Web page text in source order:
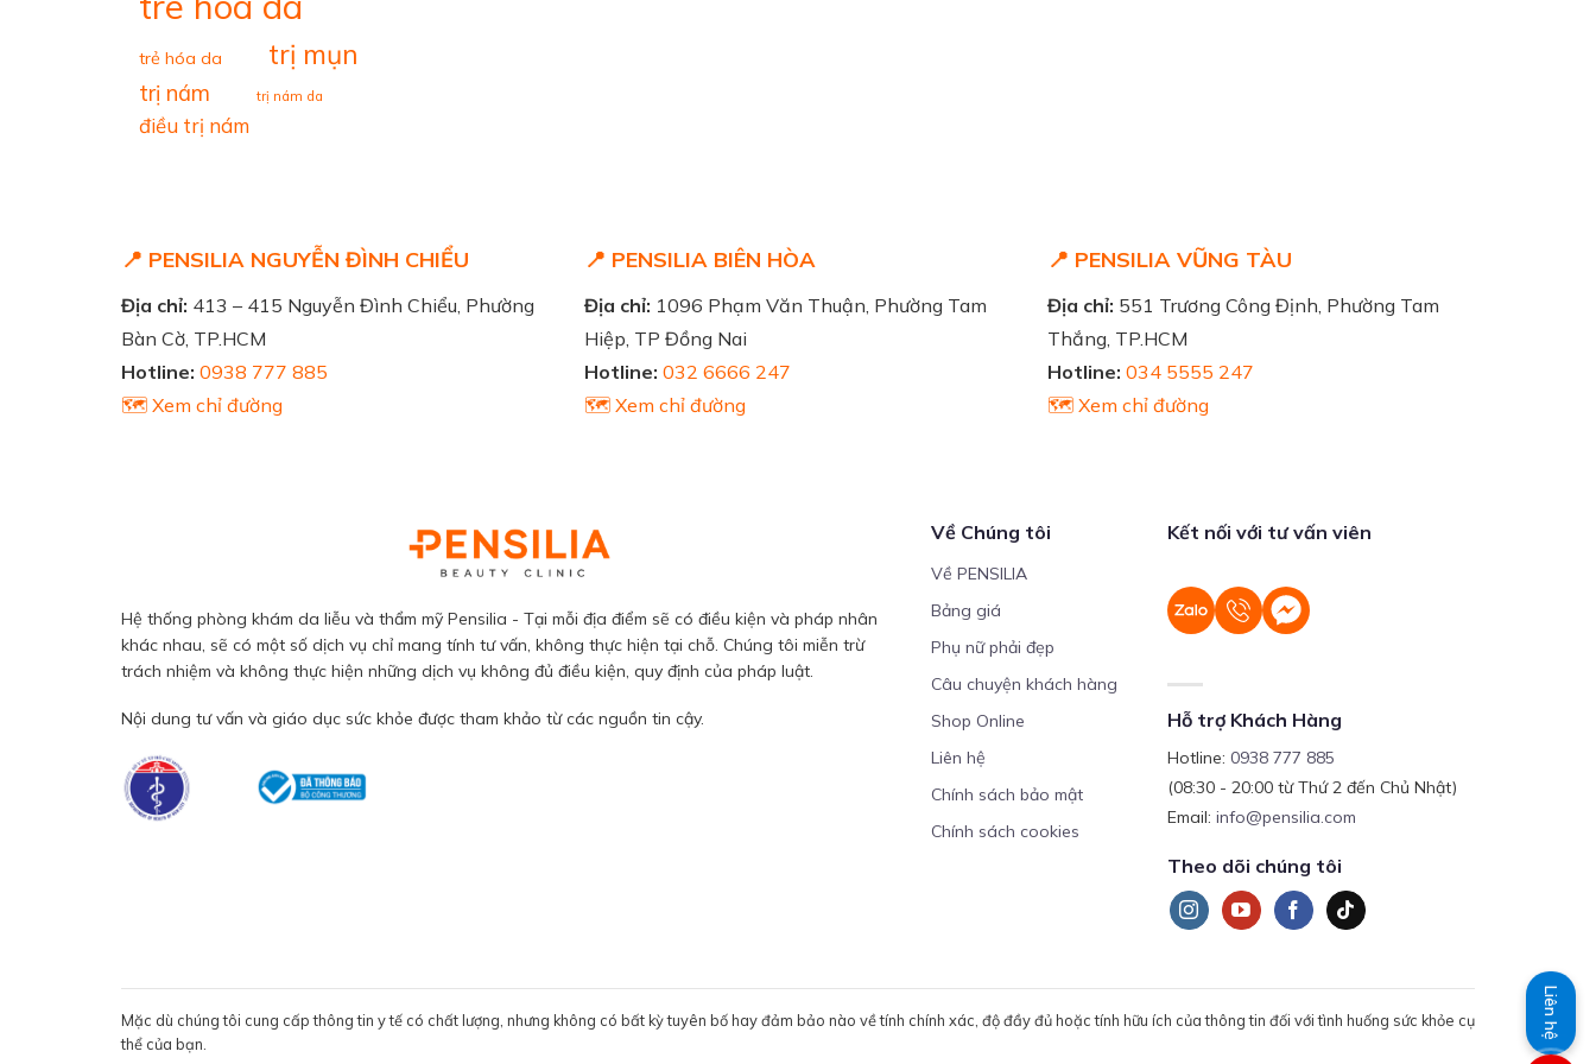
trẻ hóa da trị mụn
trị nám trị nám da
điều trị nám
📍 PENSILIA NGUYỄN ĐÌNH CHIỂU
Địa chỉ: 413 – 415 Nguyễn Đình Chiểu, Phường
Bàn Cờ, TP.HCM
Hotline: 0938 777 885
🗺️ Xem chỉ đường
📍 PENSILIA BIÊN HÒA
Địa chỉ: 1096 Phạm Văn Thuận, Phường Tam
Hiệp, TP Đồng Nai
Hotline: 032 6666 247
🗺️ Xem chỉ đường
📍 PENSILIA VŨNG TÀU
Địa chỉ: 551 Trương Công Định, Phường Tam
Thắng, TP.HCM
Hotline: 034 5555 247
🗺️ Xem chỉ đường
Hệ thống phòng khám da liễu và thẩm mỹ Pensilia - Tại mỗi địa điểm sẽ có điều kiện và pháp nhân
khác nhau, sẽ có một số dịch vụ chỉ mang tính tư vấn, không thực hiện tại chỗ. Chúng tôi miễn trừ
trách nhiệm và không thực hiện những dịch vụ không đủ điều kiện, quy định của pháp luật.
Nội dung tư vấn và giáo dục sức khỏe được tham khảo từ các nguồn tin cậy.
Về Chúng tôi
Về PENSILIA
Bảng giá
Phụ nữ phải đẹp
Câu chuyện khách hàng
Shop Online
Liên hệ
Chính sách bảo mật
Chính sách cookies
Kết nối với tư vấn viên
Hỗ trợ Khách Hàng
Hotline:0938 777 885
(08:30 - 20:00 từ Thứ 2 đến Chủ Nhật)
Email:info@pensilia.com
Theo dõi chúng tôi
Mặc dù chúng tôi cung cấp thông tin y tế có chất lượng, nhưng không có bất kỳ tuyên bố hay đảm bảo nào về tính chính xác, độ đầy đủ hoặc tính hữu ích của thông tin đối với tình huống sức khỏe cụ
thể của bạn.
Liên hệ